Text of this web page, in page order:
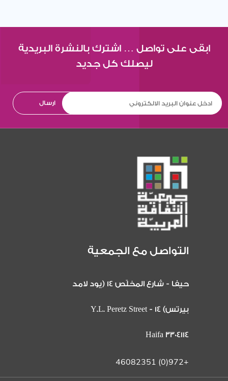
ابقى على تواصل … اشترك بالنشرة البريدية
ليصلك كل جديد
التواصل مع الجمعية
حيفا - شارع المخلّص 14 (يود لامد
بيرتس) 14 Y.L. Peretz Street -
Haifa 3304114
+972(0) 46082351